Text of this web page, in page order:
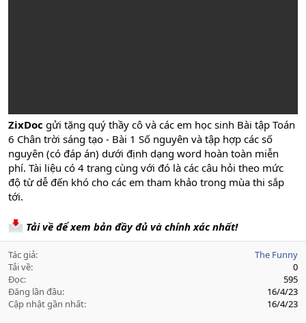
ZixDoc gửi tặng quý thầy cô và các em học sinh Bài tập Toán
6 Chân trời sáng tạo - Bài 1 Số nguyên và tập hợp các số
nguyên (có đáp án) dưới định dạng word hoàn toàn miễn
phí. Tài liệu có 4 trang cùng với đó là các câu hỏi theo mức
độ từ dễ đến khó cho các em tham khảo trong mùa thi sắp
tới.
Tải về để xem bản đầy đủ và chính xác nhất!
Tác giả
The Funny
Tải về
0
Đọc
595
Đăng lần đầu
16/4/23
Cập nhật gần nhất
16/4/23